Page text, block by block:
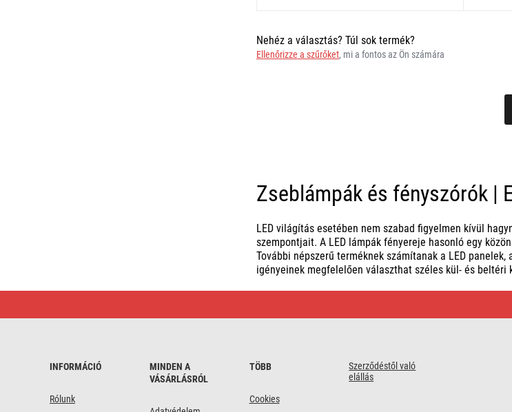
Nehéz a választás? Túl sok termék?
Ellenőrizze a szűrőket, mi a fontos az Ön számára
Zseblámpák és fényszórók |
LED világítás esetében nem szabad figyelmen kívül
szempontjait. A LED lámpák fényereje hasonló egy
További népszerű terméknek számítanak a LED
igényeinek megfelelően választhat széles kül- és
fényszórók
INFORMÁCIÓ
Rólunk
MINDEN A
VÁSÁRLÁSRÓL
TÖBB
Cookies
Szerződéstől való
elállás